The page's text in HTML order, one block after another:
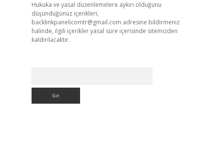
Hukuka ve yasal düzenlemelere aykırı olduğunu
düşündüğünüz içerikleri,
backlinkpanelicomtr@gmail.com adresine bildirmeniz
halinde, ilgili içerikler yasal süre içerisinde sitemizden
kaldırılacaktır.